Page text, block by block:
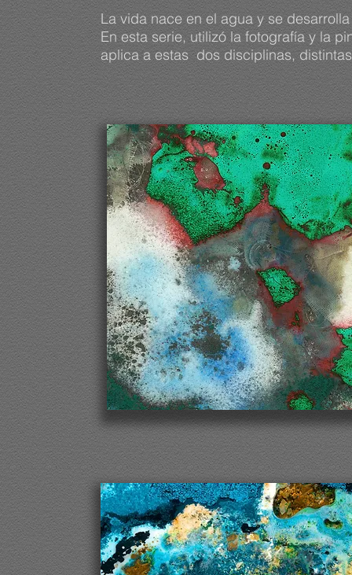
La vida nace en el agua y se
En esta serie, utilizó la fotografía y la
aplica a estas dos disciplinas,